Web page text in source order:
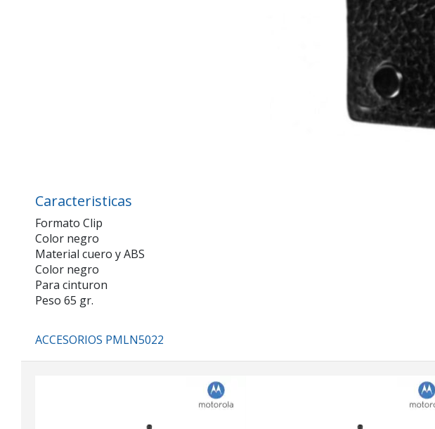
Caracteristicas
Formato Clip
Color negro
Material cuero y ABS
Color negro
Para cinturon
Peso 65 gr.
ACCESORIOS PMLN5022